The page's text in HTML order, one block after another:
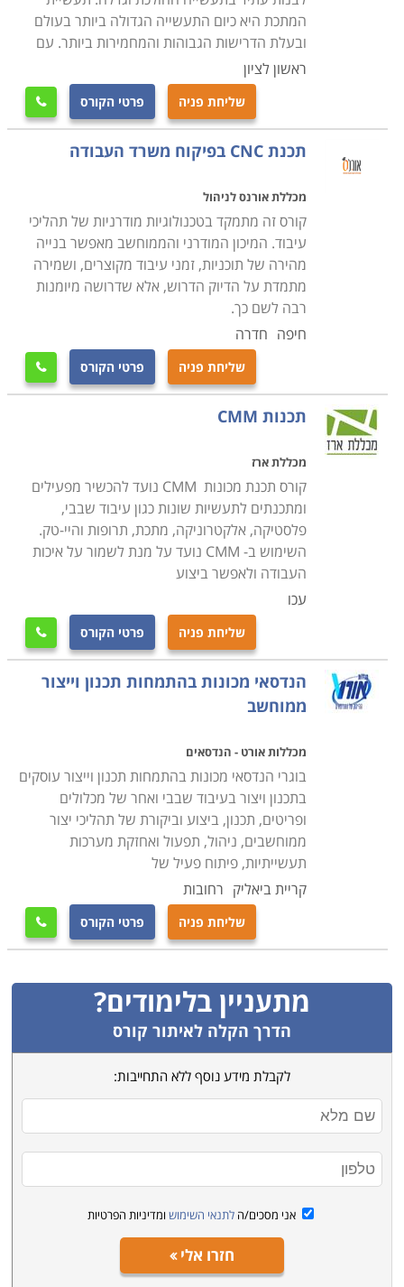
המתכת היא כיום התעשייה הגדולה ביותר בעולם
ובעלת הדרישות הגבוהות והמחמירות ביותר. עם
ראשון לציון
שליחת פניה פרטי הקורס 
תכנת CNC בפיקוח משרד העבודה
מכללת אורנס לניהול
קורס זה מתמקד בטכנולוגיות מודרניות של תהליכי
עיבוד. המיכון המודרני והממוחשב מאפשר בנייה
מהירה של תוכניות, זמני עיבוד מקוצרים, ושמירה
מתמדת על הדיוק הדרוש, אלא שדרושה מיומנות
רבה לשם כך.
חיפה חדרה
שליחת פניה פרטי הקורס 
תכנות CMM
מכללת ארז
קורס תכנת מכונות CMM נועד להכשיר מפעילים
ומתכנתים לתעשיות שונות כגון עיבוד שבבי,
פלסטיקה, אלקטרוניקה, מתכת, תרופות והיי-טק.
השימוש ב- CMM נועד על מנת לשמור על איכות
העבודה ולאפשר ביצוע
עכו
שליחת פניה פרטי הקורס 
הנדסאי מכונות בהתמחות תכנון וייצור
ממוחשב
מכללות אורט - הנדסאים
בוגרי הנדסאי מכונות בהתמחות תכנון וייצור עוסקים
בתכנון ויצור בעיבוד שבבי ואחר של מכלולים
ופריטים, תכנון, ביצוע וביקורת של תהליכי יצור
ממוחשבים, ניהול, תפעול ואחזקת מערכות
תעשייתיות, פיתוח פעיל של
קריית ביאליק רחובות
שליחת פניה פרטי הקורס 
מתעניין בלימודים?
הדרך הקלה לאיתור קורס
לקבלת מידע נוסף ללא התחייבות:
אני מסכים/ה לתנאי השימוש ומדיניות הפרטיות
חזרו אלי